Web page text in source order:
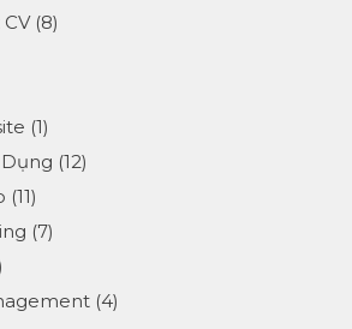
(8)
(1)
(12)
(11)
(7)
(4)